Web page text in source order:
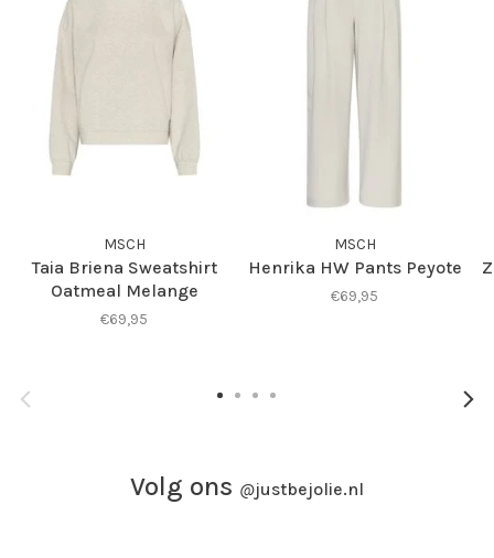
MSCH
Taia Briena Sweatshirt
Oatmeal Melange
€69,95
MSCH
Henrika HW Pants Peyote
€69,95
Volg ons @justbejolie.nl